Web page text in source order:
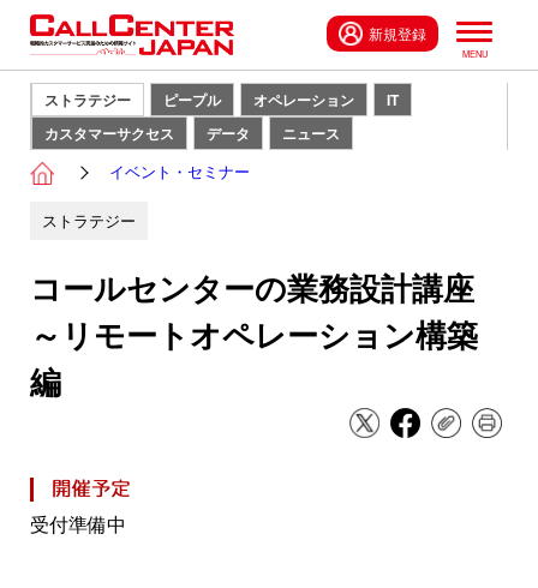
新規登録
ストラテジー ピープル オペレーション
IT
カスタマーサクセス
データ ニュース
イベント・セミナー
ストラテジー
コールセンターの業務設計講座
～リモートオペレーション構築
編
受付準備中